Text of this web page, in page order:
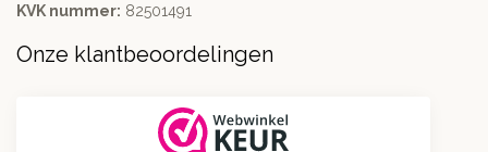
KVK nummer: 82501491
Onze klantbeoordelingen